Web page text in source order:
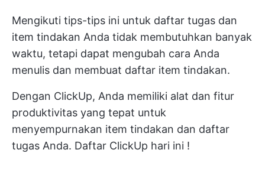
Mengikuti tips-tips ini untuk daftar tugas dan
item tindakan Anda tidak membutuhkan banyak
waktu, tetapi dapat mengubah cara Anda
menulis dan membuat daftar item tindakan.
Dengan ClickUp, Anda memiliki alat dan fitur
produktivitas yang tepat untuk
menyempurnakan item tindakan dan daftar
tugas Anda. Daftar ClickUp hari ini !